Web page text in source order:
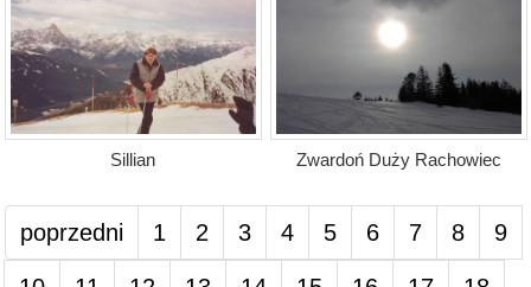
Sillian Zwardoń Duży Rachowiec
poprzedni 1 2 3 4 5 6 7 8 9